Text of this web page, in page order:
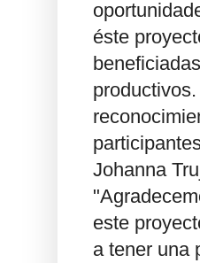
éste
Johanna
este
a tener una